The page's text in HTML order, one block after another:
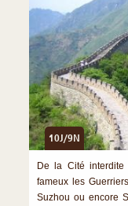
10J/9N
De la Cité
fameux les
Suzhou ou encore